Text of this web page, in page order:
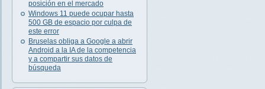
posición en el mercado
Windows 11 puede ocupar hasta
500 GB de espacio por culpa de
este error
Bruselas obliga a Google a abrir
Android a la IA de la competencia
y a compartir sus datos de
búsqueda